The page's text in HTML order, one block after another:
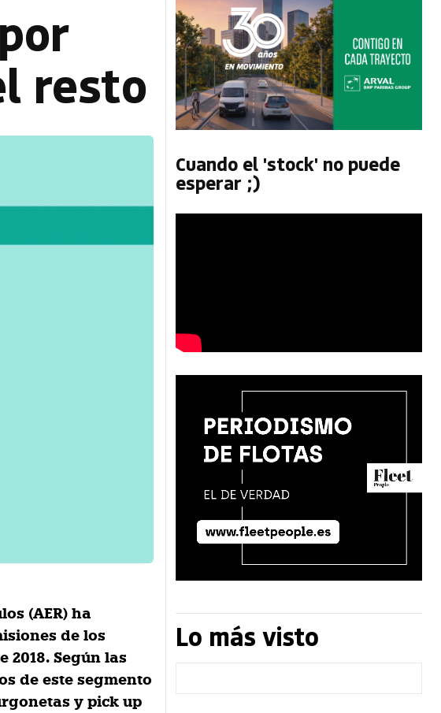
resto
(AER) ha
de los
Según las
de este segmento
y pick up
Cuando el 'stock' no puede
esperar ;)
Lo más visto